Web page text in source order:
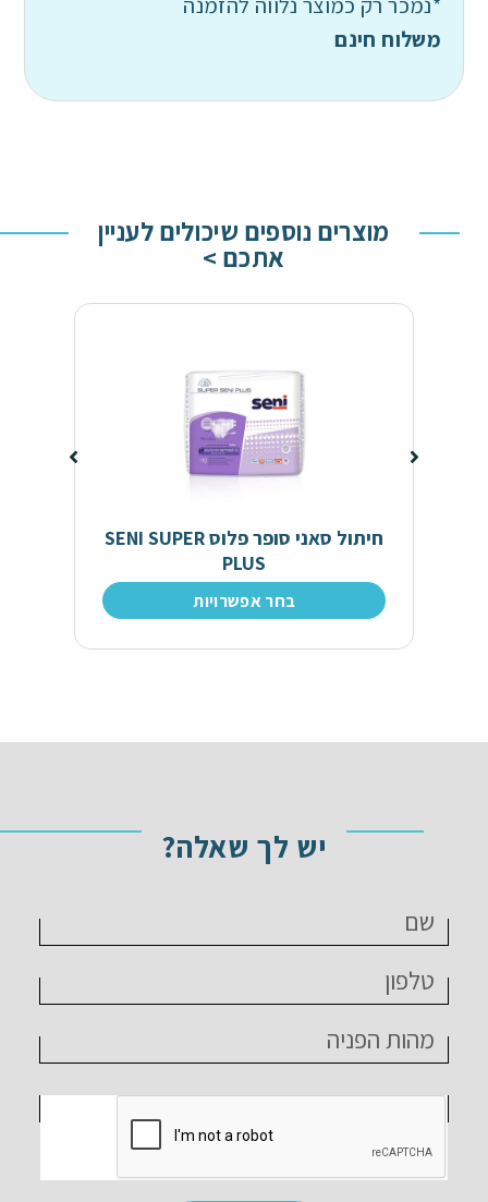
*נמכר רק כמוצר נלווה להזמנה
משלוח חינם
מוצרים נוספים שיכולים לעניין
אתכם >
חיתול סאני סופר פלוס SENI SUPER
PLUS
בחר אפשרויות
יש לך שאלה?